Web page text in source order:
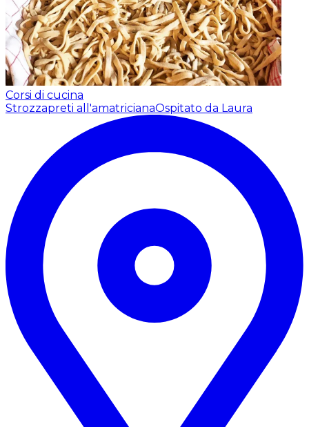
Corsi di cucina
Strozzapreti all'amatricianaOspitato da Laura